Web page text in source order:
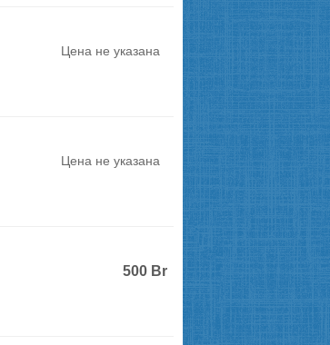
Цена не указана
Цена не указана
500 Br